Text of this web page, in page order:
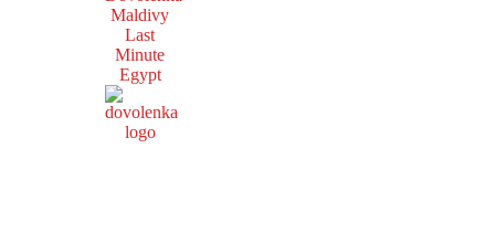
Maldivy
Last
Minute
Egypt